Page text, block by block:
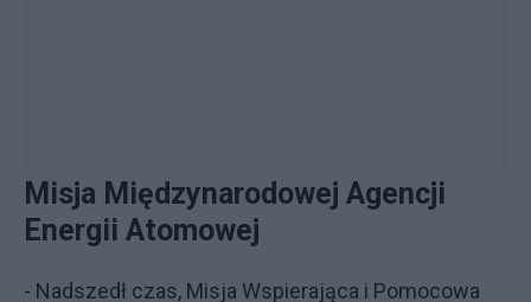
Misja Międzynarodowej Agencji
Energii Atomowej
- Nadszedł czas, Misja Wspierająca i Pomocowa